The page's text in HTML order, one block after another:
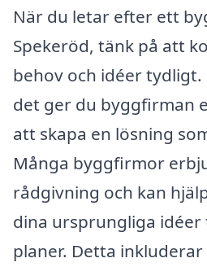
När du letar efter ett
Spekeröd, tänk på att
behov och idéer
det ger du byggfirman
att skapa en lösning
Många byggfirmor
rådgivning och kan
dina ursprungliga idéer
planer. Detta